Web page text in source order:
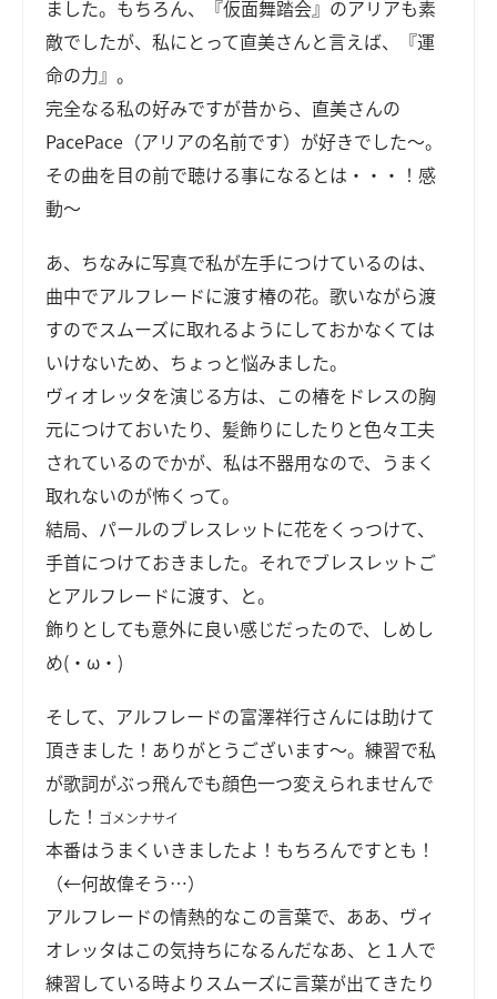
ました。もちろん、『仮面舞踏会』のアリアも素
敵でしたが、私にとって直美さんと言えば、『運
命の力』。
完全なる私の好みですが昔から、直美さんの
PacePace（アリアの名前です）が好きでした～。
その曲を目の前で聴ける事になるとは・・・！感
動～
あ、ちなみに写真で私が左手につけているのは、
曲中でアルフレードに渡す椿の花。歌いながら渡
すのでスムーズに取れるようにしておかなくては
いけないため、ちょっと悩みました。
ヴィオレッタを演じる方は、この椿をドレスの胸
元につけておいたり、髪飾りにしたりと色々工夫
されているのでかが、私は不器用なので、うまく
取れないのが怖くって。
結局、パールのブレスレットに花をくっつけて、
手首につけておきました。それでブレスレットご
とアルフレードに渡す、と。
飾りとしても意外に良い感じだったので、しめし
め(・ω・)
そして、アルフレードの富澤祥行さんには助けて
頂きました！ありがとうございます～。練習で私
が歌詞がぶっ飛んでも顔色一つ変えられませんで
した！ ゴメンナサイ
本番はうまくいきましたよ！もちろんですとも！
（←何故偉そう…）
アルフレードの情熱的なこの言葉で、ああ、ヴィ
オレッタはこの気持ちになるんだなあ、と１人で
練習している時よりスムーズに言葉が出てきたり